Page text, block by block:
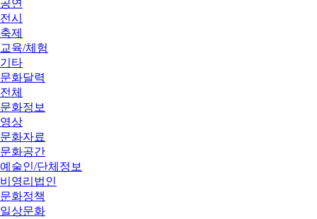
공연
전시
축제
교육/체험
기타
문화달력
전체
문화정보
영상
문화자료
문화공간
예술인/단체정보
비영리법인
문화정책
일상문화